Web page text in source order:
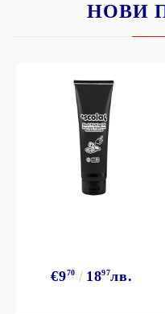
НОВИ
€970 1897лв.